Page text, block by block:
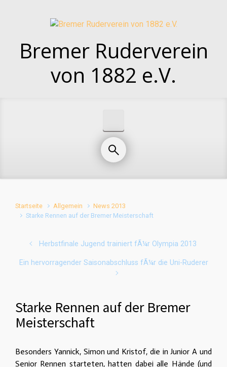
Bremer Ruderverein
von 1882 e.V.
Startseite Allgemein
News 2013
Starke Rennen auf der Bremer Meisterschaft
Herbstfinale Jugend trainiert fÃ¼r Olympia 2013
Ein hervorragender Saisonabschluss fÃ¼r die Uni-Ruderer
Starke Rennen auf der Bremer
Meisterschaft
Besonders Yannick, Simon und Kristof, die in Junior A und
Senior Rennen starteten, hatten dabei alle Hände (und